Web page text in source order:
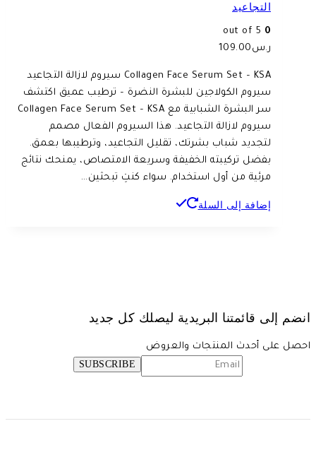
التجاعيد
0
ر.س 109.00
Collagen Face Serum Set – KSA سيروم لازالة التجاعيد
سيروم الكولاجين للبشرة النضرة – ترطيب عميق اكتشف
سر البشرة الشبابية مع Collagen Face Serum Set – KSA
سيروم لازالة التجاعيد. هذا السيروم الفعال مصمم
لتجديد شباب بشرتك، تقليل التجاعيد، وترطيبها بعمق.
بفضل تركيبته الخفيفة وسريعة الامتصاص، يمنحك نتائج
مرئية من أول استخدام. سواء كنتِ تبحثين…
إضافة إلى السلة
انضم إلى قائمتنا البريدية ليصلك كل جديد
احصل على أحدث المنتجات والعروض